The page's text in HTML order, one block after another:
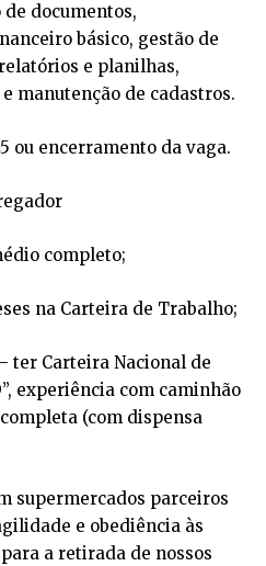
documentos,
básico, gestão de
e planilhas,
manutenção de cadastros.
ou encerramento da vaga.
completo;
na Carteira de Trabalho;
ter Carteira Nacional de
experiência com caminhão
(com dispensa
supermercados parceiros
e obediência às
a retirada de nossos